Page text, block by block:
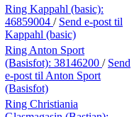
Ring Kappahl (basic):
46859004 / Send e-post til
Kappahl (basic)
Ring Anton Sport
(Basisfot): 38146200 / Send
e-post til Anton Sport
(Basisfot)
Ring Christiania